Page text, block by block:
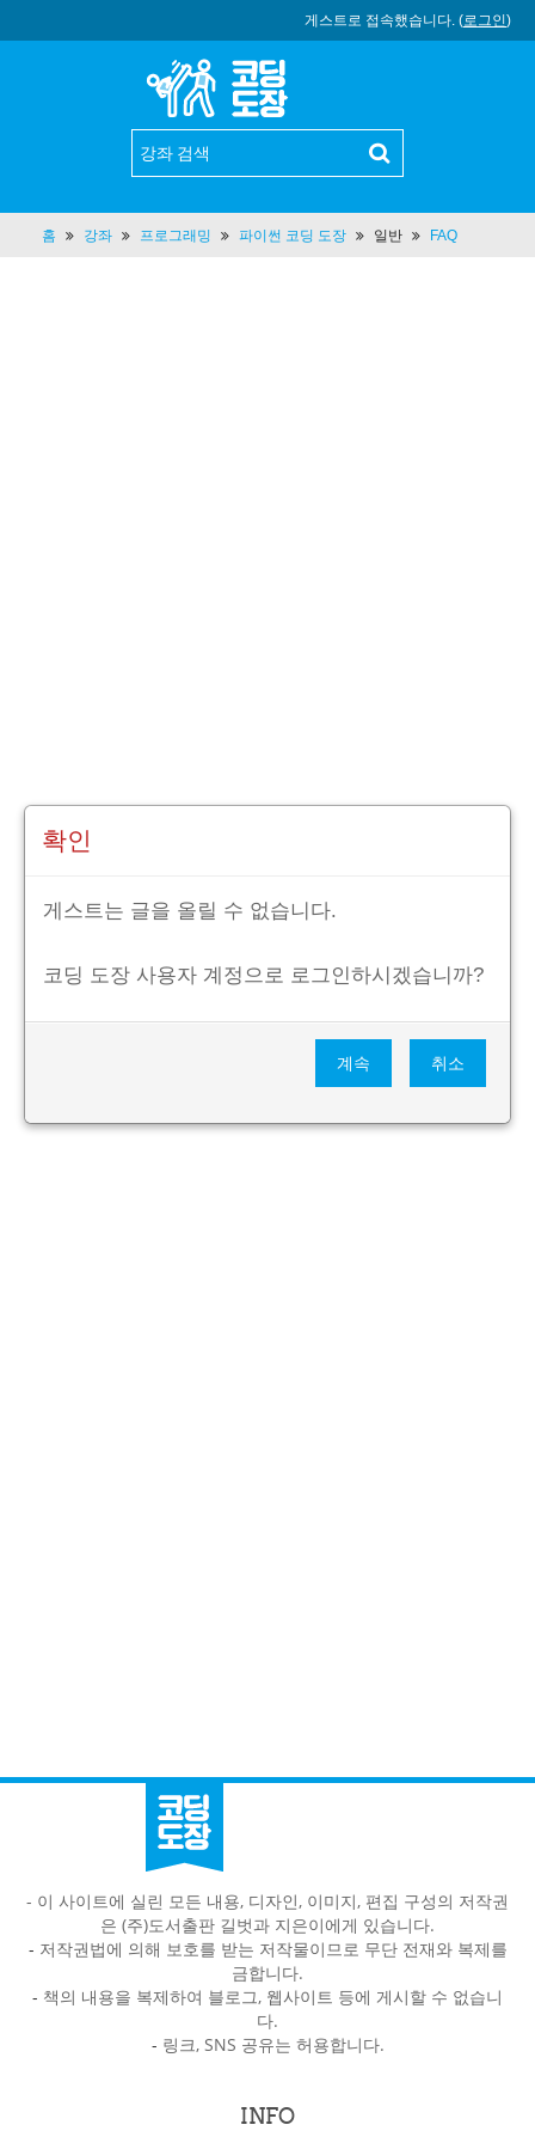
게스트로 접속했습니다. (로그인)
홈 강좌 프로그래밍 파이썬 코딩 도장 일반 FAQ
확인
게스트는 글을 올릴 수 없습니다.
코딩 도장 사용자 계정으로 로그인하시겠습니까?
- 이 사이트에 실린 모든 내용, 디자인, 이미지, 편집 구성의 저작권
은 (주)도서출판 길벗과 지은이에게 있습니다.
- 저작권법에 의해 보호를 받는 저작물이므로 무단 전재와 복제를
금합니다.
- 책의 내용을 복제하여 블로그, 웹사이트 등에 게시할 수 없습니
다.
- 링크, SNS 공유는 허용합니다.
INFO